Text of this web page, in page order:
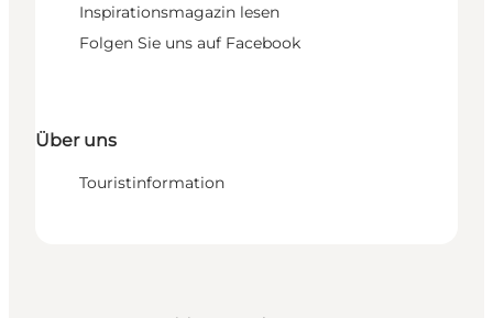
Inspirationsmagazin lesen
Folgen Sie uns auf Facebook
Über uns
Touristinformation